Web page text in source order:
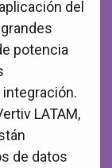
del
potencia
LATAM,
de datos